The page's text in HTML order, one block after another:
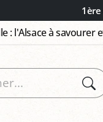
1ère
: l'Alsace à savourer